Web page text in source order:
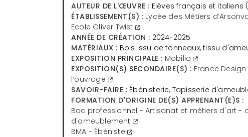
AUTEUR DE L'ŒUVRE : Elèves français et italiens
ÉTABLISSEMENT(S) : Lycée des Métiers
Ecole Oliver Twist
ANNÉE DE CRÉATION : 2024-2025
MATÉRIAUX : Bois issu de tonneaux, tissu
EXPOSITION PRINCIPALE : Mobilia
EXPOSITION(S) SECONDAIRE(S) : France Design
l’ouvrage
SAVOIR-FAIRE : Ébénisterie, Tapisserie
FORMATION D'ORIGINE DE(S) APPRENANT(E)S :
Bac professionnel - Artisanat et métiers d'art -
d'ameublement
BMA - Ébéniste